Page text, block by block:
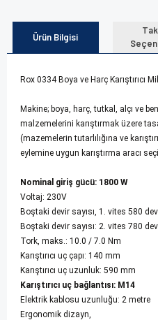
Ürün Bilgisi
Rox 0334 Boya ve Harç Karıştırıcı
Makine; boya, harç, tutkal, alçı ve
malzemelerini karıştırmak üzere
(mazemelerin tutarlılığına ve
eylemine uygun karıştırma aracı
Nominal giriş gücü: 1800 W
Voltaj: 230V
Boştaki devir sayısı, 1. vites 580
Boştaki devir sayısı: 2. vites 780
Tork, maks.: 10.0 / 7.0 Nm
Karıştırıcı uç çapı: 140 mm
Karıştırıcı uç uzunluk: 590 mm
Karıştırıcı uç bağlantısı: M14
Elektrik kablosu uzunluğu: 2 metre
Ergonomik dizayn,